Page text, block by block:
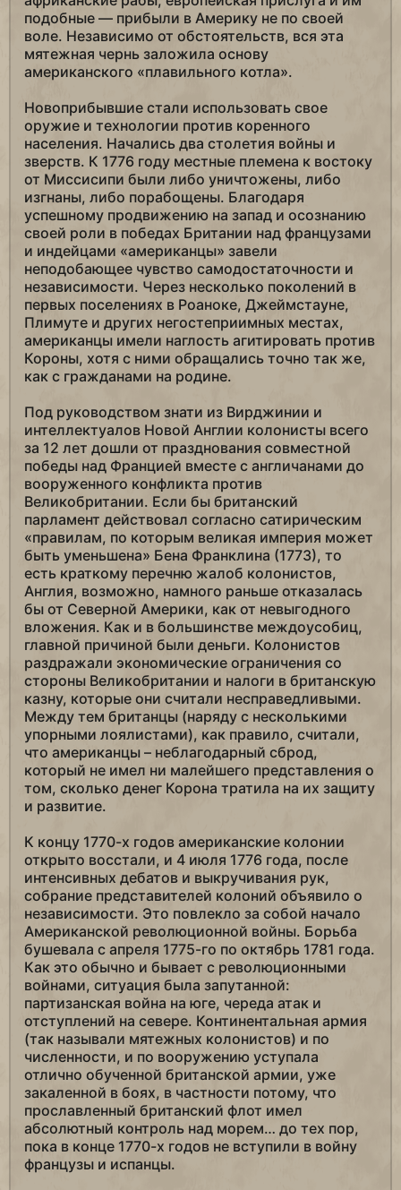
подобные — прибыли в Америку не по своей
воле. Независимо от обстоятельств, вся эта
мятежная чернь заложила основу
американского «плавильного котла».
Новоприбывшие стали использовать свое
оружие и технологии против коренного
населения. Начались два столетия войны и
зверств. К 1776 году местные племена к востоку
от Миссисипи были либо уничтожены, либо
изгнаны, либо порабощены. Благодаря
успешному продвижению на запад и осознанию
своей роли в победах Британии над французами
и индейцами «американцы» завели
неподобающее чувство самодостаточности и
независимости. Через несколько поколений в
первых поселениях в Роаноке, Джеймстауне,
Плимуте и других негостеприимных местах,
американцы имели наглость агитировать против
Короны, хотя с ними обращались точно так же,
как с гражданами на родине.
Под руководством знати из Вирджинии и
интеллектуалов Новой Англии колонисты всего
за 12 лет дошли от празднования совместной
победы над Францией вместе с англичанами до
вооруженного конфликта против
Великобритании. Если бы британский
парламент действовал согласно сатирическим
«правилам, по которым великая империя может
быть уменьшена» Бена Франклина (1773), то
есть краткому перечню жалоб колонистов,
Англия, возможно, намного раньше отказалась
бы от Северной Америки, как от невыгодного
вложения. Как и в большинстве междоусобиц,
главной причиной были деньги. Колонистов
раздражали экономические ограничения со
стороны Великобритании и налоги в британскую
казну, которые они считали несправедливыми.
Между тем британцы (наряду с несколькими
упорными лоялистами), как правило, считали,
что американцы – неблагодарный сброд,
который не имел ни малейшего представления о
том, сколько денег Корона тратила на их защиту
и развитие.
К концу 1770-х годов американские колонии
открыто восстали, и 4 июля 1776 года, после
интенсивных дебатов и выкручивания рук,
собрание представителей колоний объявило о
независимости. Это повлекло за собой начало
Американской революционной войны. Борьба
бушевала с апреля 1775-го по октябрь 1781 года.
Как это обычно и бывает с революционными
войнами, ситуация была запутанной:
партизанская война на юге, череда атак и
отступлений на севере. Континентальная армия
(так называли мятежных колонистов) и по
численности, и по вооружению уступала
отлично обученной британской армии, уже
закаленной в боях, в частности потому, что
прославленный британский флот имел
абсолютный контроль над морем… до тех пор,
пока в конце 1770-х годов не вступили в войну
французы и испанцы.